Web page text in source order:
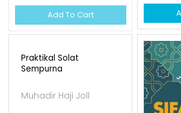
Add To Cart